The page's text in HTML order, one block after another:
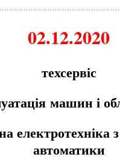
02.12.2020
техсервіс
машин і
електротехніка
автоматики